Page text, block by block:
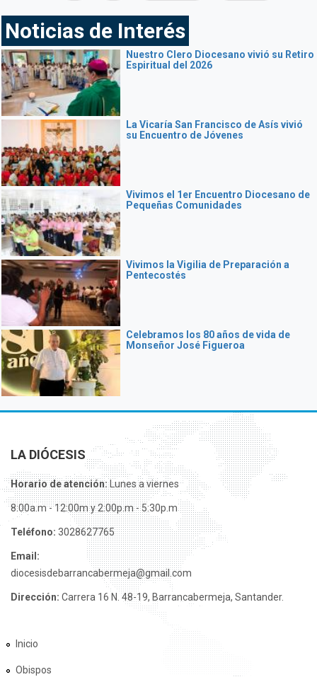
Noticias de Interés
Nuestro Clero Diocesano vivió su Retiro
Espiritual del 2026
La Vicaría San Francisco de Asís vivió
su Encuentro de Jóvenes
Vivimos el 1er Encuentro Diocesano de
Pequeñas Comunidades
Vivimos la Vigilia de Preparación a
Pentecostés
Celebramos los 80 años de vida de
Monseñor José Figueroa
LA DIÓCESIS
Horario de atención:Lunes a viernes
8:00a.m - 12:00m y 2:00p.m - 5:30p.m
Teléfono: 3028627765
Email:
diocesisdebarrancabermeja@gmail.com
Dirección: Carrera 16 N. 48-19, Barrancabermeja, Santander.
Inicio
Obispos